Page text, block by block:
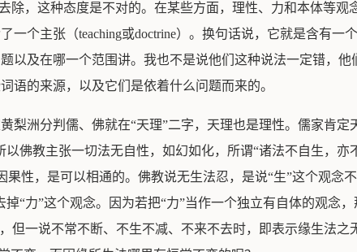
除，这种态度是不对的。在某些方面，理性、力和本体等观
个主张（teaching或doctrine）。换句话说，它就是含有一
以及在哪一个范围讲。我也不是说他们这种说法一定错，他
语的来源，以及它们是依着什么问题而来的。
梨洲分判儒、佛就在“天理”二字，天理也是理性。儒家肯定
佛教主张一切法无自性，如幻如化，所谓“诸法不自生，亦
性，是可以相通的。佛教说无生法忍，是说“生”这个观念
“力”这个观念。因为若把“力”当作一个独立有自体的观念，
但一说不常不断、不生不减、不来不去时，即表示缘生法之